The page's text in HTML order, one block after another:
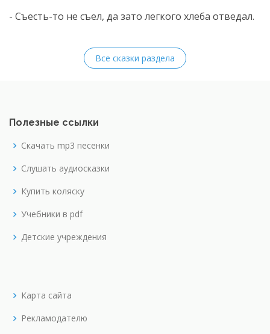
- Съесть-то не съел, да зато легкого хлеба отведал.
Все сказки раздела
Полезные ссылки
Скачать mp3 песенки
Слушать аудиосказки
Купить коляску
Учебники в pdf
Детские учреждения
Карта сайта
Рекламодателю